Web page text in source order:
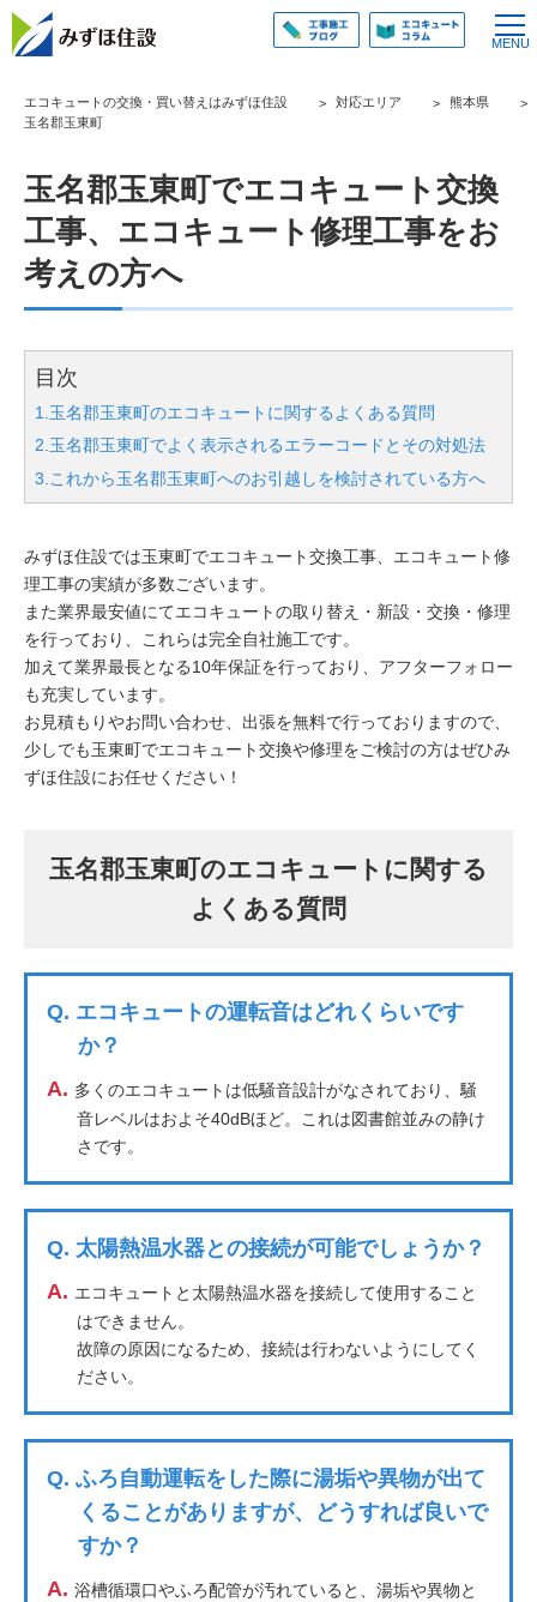
エコキュートの交換・買い替えはみずほ住設 対応エリア
熊本県
玉名郡玉東町
玉名郡玉東町でエコキュート交換
工事、エコキュート修理工事をお
考えの方へ
目次
1.玉名郡玉東町のエコキュートに関するよくある質問
2.玉名郡玉東町でよく表示されるエラーコードとその対処法
3.これから玉名郡玉東町へのお引越しを検討されている方へ
みずほ住設では玉東町でエコキュート交換工事、エコキュート修
理工事の実績が多数ございます。
また業界最安値にてエコキュートの取り替え・新設・交換・修理
を行っており、これらは完全自社施工です。
加えて業界最長となる10年保証を行っており、アフターフォロー
も充実しています。
お見積もりやお問い合わせ、出張を無料で行っておりますので、
少しでも玉東町でエコキュート交換や修理をご検討の方はぜひみ
ずほ住設にお任せください！
玉名郡玉東町のエコキュートに関する
よくある質問
Q. エコキュートの運転音はどれくらいです
か？
A. 多くのエコキュートは低騒音設計がなされており、騒
音レベルはおよそ40dBほど。これは図書館並みの静け
さです。
Q. 太陽熱温水器との接続が可能でしょうか？
A. エコキュートと太陽熱温水器を接続して使用すること
はできません。
故障の原因になるため、接続は行わないようにしてく
ださい。
Q. ふろ自動運転をした際に湯垢や異物が出て
くることがありますが、どうすれば良いで
すか？
A. 浴槽循環口やふろ配管が汚れていると、湯垢や異物と